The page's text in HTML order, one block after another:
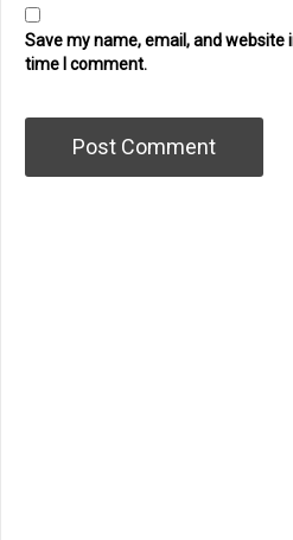
Save my name, email, and
time I comment.